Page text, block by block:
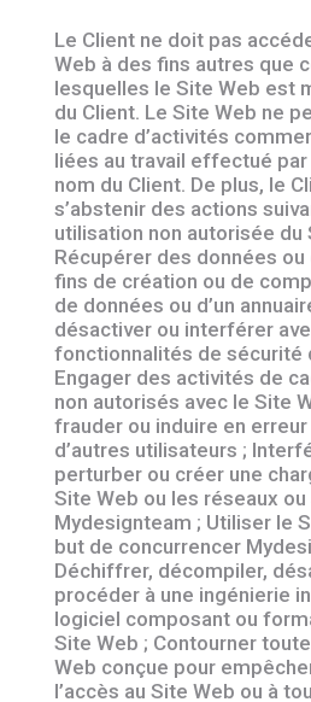
Le Client ne doit pas
Web à des fins autres que
lesquelles le Site Web est
du Client. Le Site Web ne
le cadre d’activités
liées au travail effectué
nom du Client. De plus, le
s’abstenir des actions
utilisation non autorisée du
Récupérer des données ou
fins de création ou de
de données ou d’un
désactiver ou interférer
fonctionnalités de sécurité
Engager des activités de
non autorisés avec le Site
frauder ou induire en
d’autres utilisateurs ;
perturber ou créer une
Site Web ou les réseaux
Mydesignteam ; Utiliser le
but de concurrencer
Déchiffrer, décompiler,
procéder à une ingénierie
logiciel composant ou
Site Web ; Contourner
Web conçue pour
l’accès au Site Web ou à